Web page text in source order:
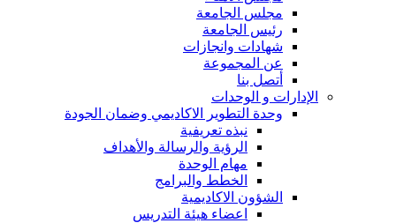
مجلس الجامعة
رئيس الجامعة
شهادات وانجازات
عن المجموعة
أتصل بنا
الإدارات و الوحدات
وحدة التطوير الاكاديمي وضمان الجودة
نبذه تعريفية
الرؤية والرسالة والأهداف
مهام الوحدة
الخطط والبرامج
الشؤون الاكاديمية
اعضاء هيئة التدريس